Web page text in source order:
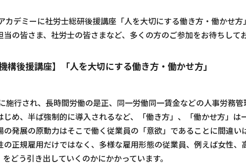
デミーに社労士総研後援講座「人を大切にする働き方・働かせ方
の皆さま、社労士の皆さまなど、多くの方のご参加をお待ちしてお
構後援講座】「人を大切にする働き方・働かせ方」
施行され、長時間労働の是正、同一労働同一賃金などの人事労務
め、半ば強制的に導入されるなど、「働き方」、「働かせ方」は
発展の原動力はそこで働く従業員の「意欲」であることに間違い
正規雇用だけではなく、多様な雇用形態の従業員、例えば女性
どう引き出していくのかにかかっています。